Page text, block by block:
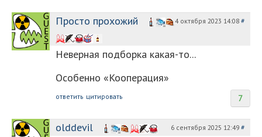
Просто прохожий 4 октября 2023 14:08 #
Неверная подборка какая-то...
Особенно «Кооперация»
7
ответить цитировать
olddevil 6 сентября 2025 12:49 #